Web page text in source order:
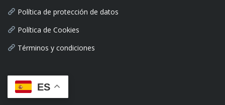
Política de protección de datos
Política de Cookies
Términos y condiciones
ES